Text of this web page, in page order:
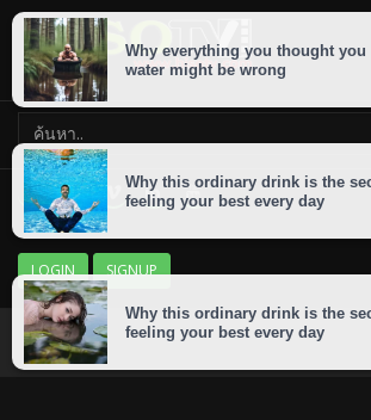
LOGIN SIGNUP